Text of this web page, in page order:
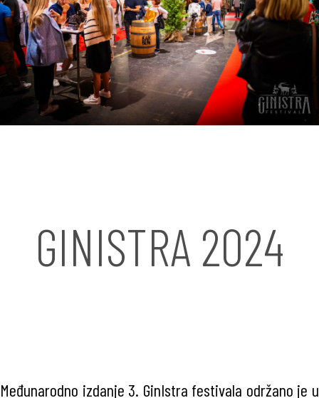
GINISTRA 2024
Međunarodno izdanje 3. GinIstra festivala održano je u